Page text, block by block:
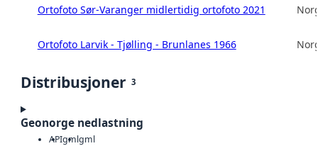
Ortofoto Sør-Varanger midlertidig ortofoto 2021
Ortofoto Larvik - Tjølling - Brunlanes 1966
Distribusjoner 3
Geonorge nedlastning
APIgmlgml